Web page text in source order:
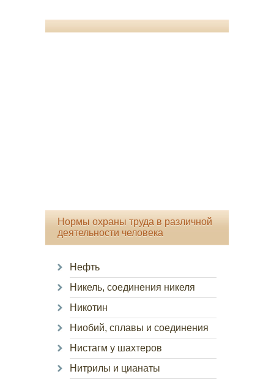
Нормы охраны труда в различной
деятельности человека
Нефть
Никель, соединения никеля
Никотин
Ниобий, сплавы и соединения
Нистагм у шахтеров
Нитрилы и цианаты